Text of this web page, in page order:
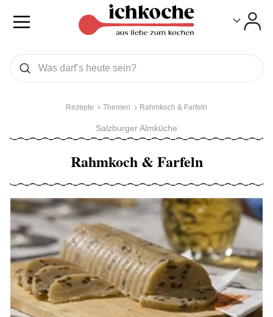
Was wollen Sie suchen
Suchen
Rezepte Themen Rahmkoch & Farfeln
Salzburger Almküche
Rahmkoch & Farfeln